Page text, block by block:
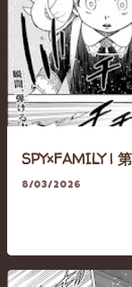
SPY×FAMILY |
8/03/2026